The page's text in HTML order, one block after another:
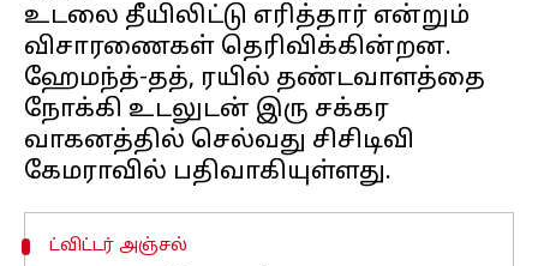
உடலை தீயிலிட்டு எரித்தார் என்றும்
விசாரணைகள் தெரிவிக்கின்றன.
ஹேமந்த்-தத், ரயில் தண்டவாளத்தை
நோக்கி உடலுடன் இரு சக்கர
வாகனத்தில் செல்வது சிசிடிவி
ட்விட்டர் அஞ்சல்